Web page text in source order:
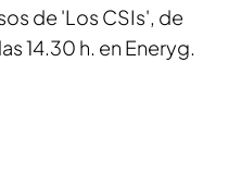
de 'Los CSIs', de
14.30 h. en Eneryg.